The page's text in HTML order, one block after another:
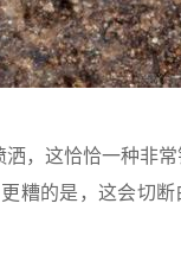
，这恰恰一种非常
糟的是，这会切